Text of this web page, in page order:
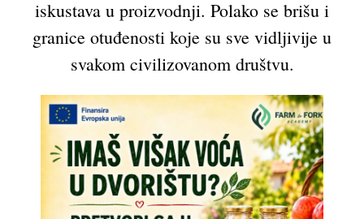
iskustava u proizvodnji. Polako se brišu i
granice otuđenosti koje su sve vidljivije u
svakom civilizovanom društvu.